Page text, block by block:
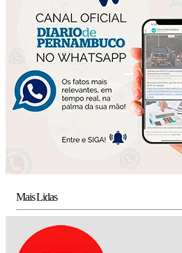
Mais Lidas